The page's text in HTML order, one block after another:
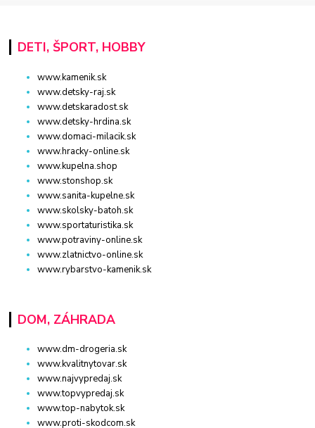
DETI, ŠPORT, HOBBY
www.kamenik.sk
www.detsky-raj.sk
www.detskaradost.sk
www.detsky-hrdina.sk
www.domaci-milacik.sk
www.hracky-online.sk
www.kupelna.shop
www.stonshop.sk
www.sanita-kupelne.sk
www.skolsky-batoh.sk
www.sportaturistika.sk
www.potraviny-online.sk
www.zlatnictvo-online.sk
www.rybarstvo-kamenik.sk
DOM, ZÁHRADA
www.dm-drogeria.sk
www.kvalitnytovar.sk
www.najvypredaj.sk
www.topvypredaj.sk
www.top-nabytok.sk
www.proti-skodcom.sk